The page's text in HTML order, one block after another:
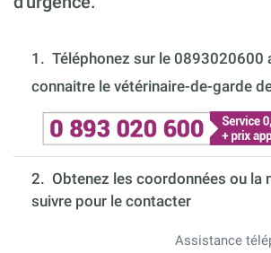
1. Téléphonez sur le 0893020600
connaitre le vétérinaire-de-garde
2. Obtenez les coordonnées ou la
suivre pour le contacter
Assistance